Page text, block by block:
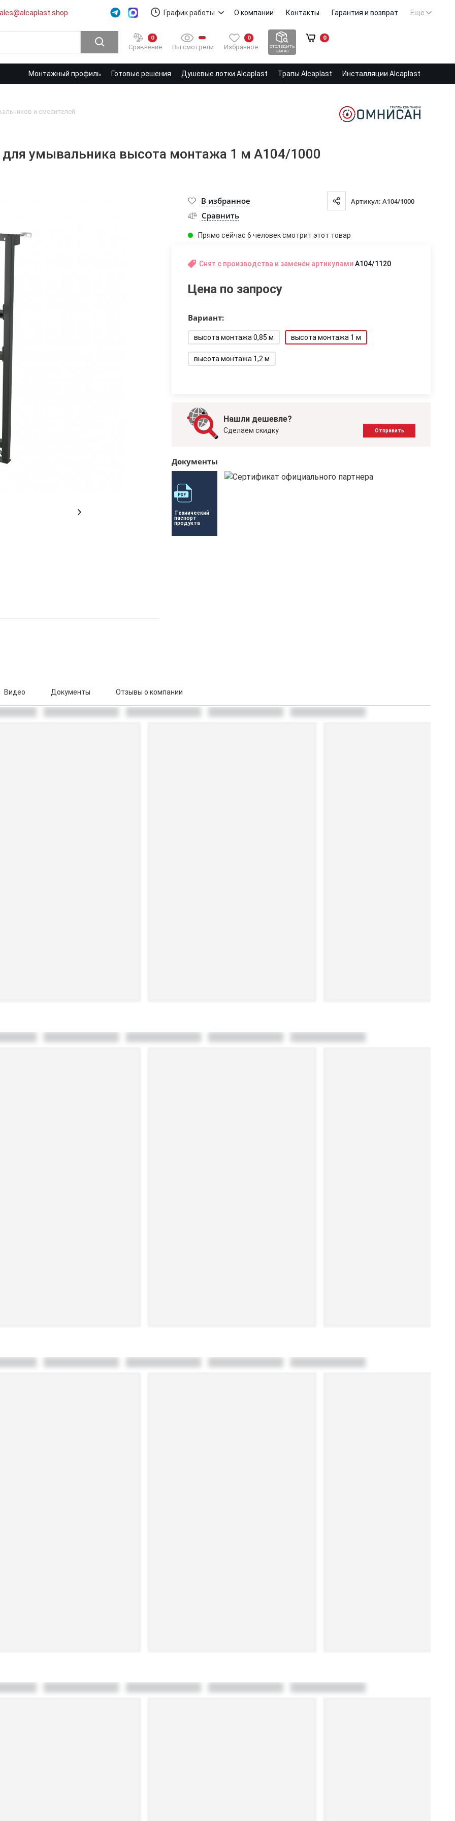
График работы О компании Контакты Гарантия и возврат Еще
0
Сравнение Вы смотрели
0
Избранное
ОТСЛЕДИТЬ
ЗАКАЗ
0
Монтажный профиль Готовые решения Душевые лотки Alcaplast Трапы Alcaplast Инсталляции Alcaplast
и смесителей
умывальника высота монтажа 1 м A104/1000
В избранное Артикул: A104/1000
Сравнить
Прямо сейчас 6 человек смотрит этот товар
Снят с производства и заменён артикулами A104/1120
Цена по запросу
Вариант:
высота монтажа 0,85 м высота монтажа 1 м
высота монтажа 1,2 м
Нашли дешевле?
Сделаем скидку Отправить
Документы
Технический
паспорт
продукта
Видео Документы Отзывы о компании